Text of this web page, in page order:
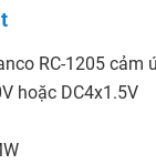
RC-1205 cảm
hoặc DC4x1.5V